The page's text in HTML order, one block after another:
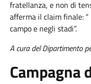
fratellanza, e non di
afferma il claim finale:
campo e negli stadi”.
A cura del Dipartimento
Campagna